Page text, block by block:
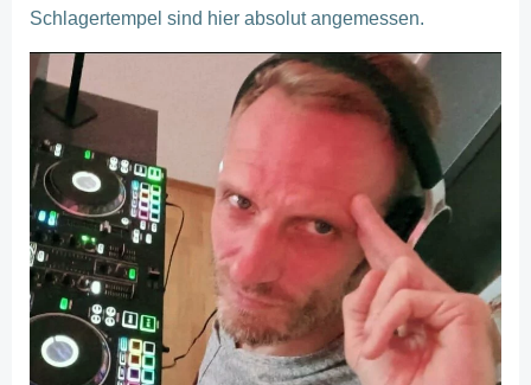
Schlagertempel sind hier absolut angemessen.